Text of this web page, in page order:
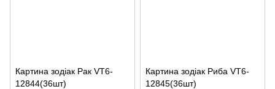
Картина зодіак Рак VT6-
12844(36шт)
Картина зодіак Риба VT6-
12845(36шт)